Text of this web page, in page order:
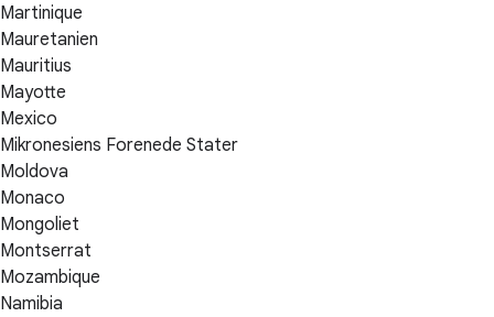
Martinique
Mauretanien
Mauritius
Mayotte
Mexico
Mikronesiens Forenede Stater
Moldova
Monaco
Mongoliet
Montserrat
Mozambique
Namibia